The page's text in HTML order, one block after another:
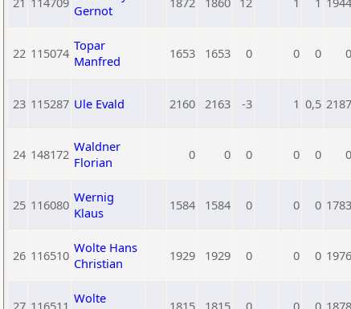
Gernot
22 115074 Topar
Manfred
1653 1653 0 0 0 0
23 115287 Ule Evald 2160 2163 -3 1 0,5 2187
24 148172 Waldner
Florian
0 0 0 0 0 0
25 116080 Wernig
Klaus
1584 1584 0 0 0 1783
26 116510 Wolte Hans
Christian
1929 1929 0 0 0 1976
27 116511 Wolte
1815 1815 0 0 0 1878